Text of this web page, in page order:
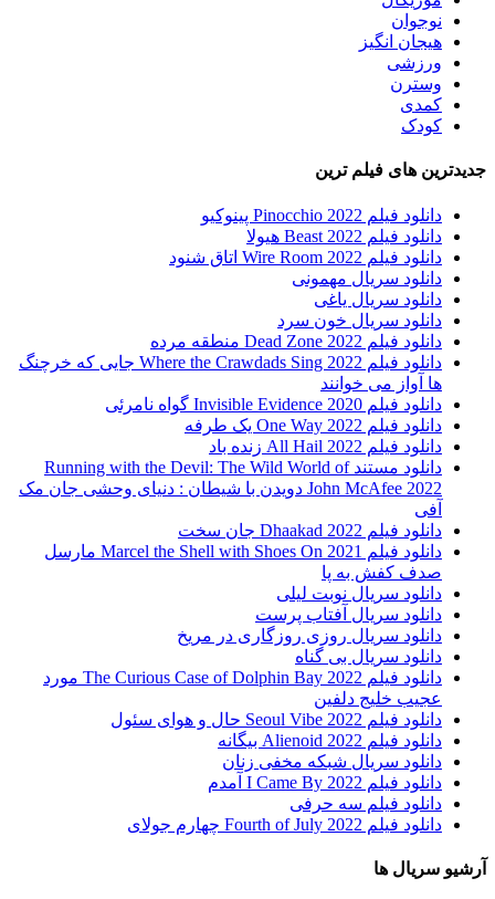
نوجوان
هیجان انگیز
ورزشی
وسترن
کمدی
کودک
جدیدترین های فیلم ترین
دانلود فیلم Pinocchio 2022 پینوکیو
دانلود فیلم Beast 2022 هیولا
دانلود فیلم Wire Room 2022 اتاق شنود
دانلود سریال مهمونی
دانلود سریال یاغی
دانلود سریال خون سرد
دانلود فیلم 2022 Dead Zone منطقه مرده
دانلود فیلم Where the Crawdads Sing 2022 جایی که خرچنگ
ها آواز می خوانند
دانلود فیلم 2020 Invisible Evidence گواه نامرئی
دانلود فیلم One Way 2022 یک طرفه
دانلود فیلم All Hail 2022 زنده باد
دانلود مستند Running with the Devil: The Wild World of
John McAfee 2022 دویدن با شیطان : دنیای وحشی جان مک
آفی
دانلود فیلم Dhaakad 2022 جان سخت
دانلود فیلم Marcel the Shell with Shoes On 2021 مارسل
صدف کفش به پا
دانلود سریال نوبت لیلی
دانلود سریال آفتاب پرست
دانلود سریال روزی روزگاری در مریخ
دانلود سریال بی گناه
دانلود فیلم The Curious Case of Dolphin Bay 2022 مورد
عجیب خلیج دلفین
دانلود فیلم Seoul Vibe 2022 حال و هوای سئول
دانلود فیلم Alienoid 2022 بیگانه
دانلود سریال شبکه مخفی زنان
دانلود فیلم I Came By 2022 آمدم
دانلود فیلم سه حرفی
دانلود فیلم Fourth of July 2022 چهارم جولای
آرشیو سریال ها